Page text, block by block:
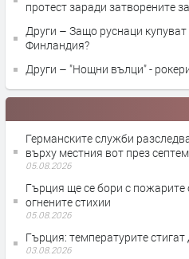
протест заради затворените
Други – Защо руснаци купуват самотни острови във
Финландия?
Други – "Нощни вълци" -
Германските служби
върху местния вот през
05.08.2026
Гърция ще се бори с пожарите
огнените стихии
05.08.2026
Гърция: температурите стигат
03.08.2026